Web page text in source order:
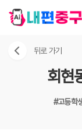
뒤로 가기
회현
#고등학